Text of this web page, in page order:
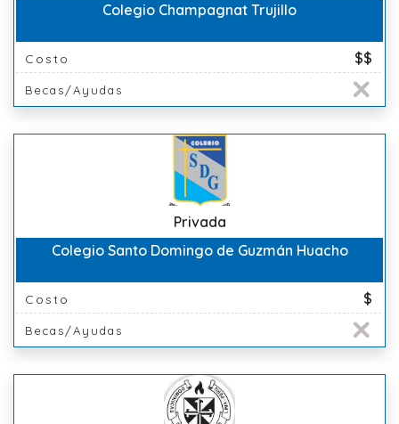
Colegio Champagnat Trujillo
Costo $$
Becas/Ayudas
Privada
Colegio Santo Domingo de Guzmán Huacho
Costo $
Becas/Ayudas